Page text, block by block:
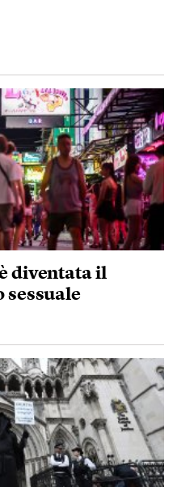
diventata il
sessuale